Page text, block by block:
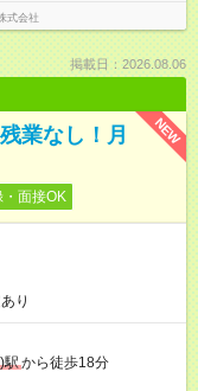
式会社
掲載日：2026.08.06
NEW
業なし！月
面接OK
り
駅から徒歩18分